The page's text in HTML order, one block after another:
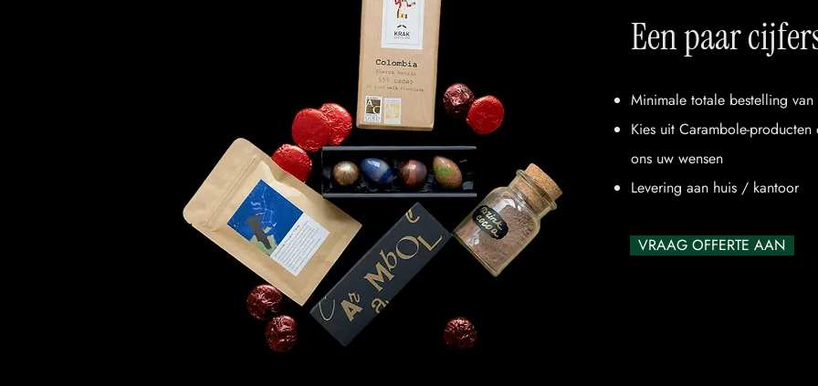
Een paar
Minimale totale bestelling
Kies uit Carambole-
ons uw wensen
Levering aan huis / kantoor
VRAAG OFFERTE AAN